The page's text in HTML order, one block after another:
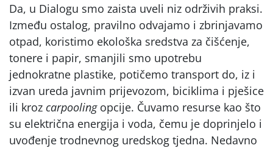
Da, u Dialogu smo zaista uveli niz održivih praksi.
Između ostalog, pravilno odvajamo i zbrinjavamo
otpad, koristimo ekološka sredstva za čišćenje,
tonere i papir, smanjili smo upotrebu
jednokratne plastike, potičemo transport do, iz i
izvan ureda javnim prijevozom, biciklima i pješice
ili kroz carpoolingopcije. Čuvamo resurse kao što
su električna energija i voda, čemu je doprinjelo i
uvođenje trodnevnog uredskog tjedna. Nedavno